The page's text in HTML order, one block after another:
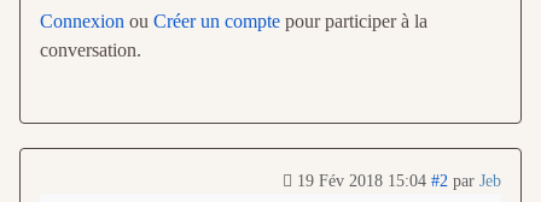
Connexion ou Créer un compte pour participer à la
conversation.
19 Fév 2018 15:04 #2 par Jeb